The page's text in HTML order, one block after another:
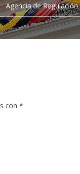
Agencia de
con*